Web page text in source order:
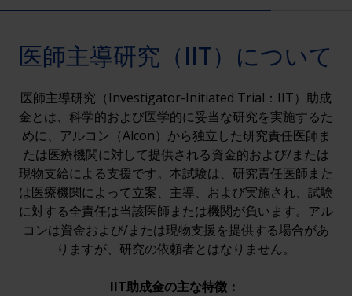
医師主導研究（IIT）について
医師主導研究（Investigator-Initiated Trial：IIT）助成
金とは、科学的および医学的に妥当な研究を実施するた
めに、アルコン（Alcon）から独立した研究責任医師ま
たは医療機関に対して提供される資金的および/または
現物支給による支援です。本試験は、研究責任医師また
は医療機関によって立案、主導、および実施され、試験
に対する全責任は当該医師または機関が負います。アル
コンは資金および/または現物支援を提供する場合があ
りますが、研究の依頼者とはなりません。
IIT助成金の主な特徴：